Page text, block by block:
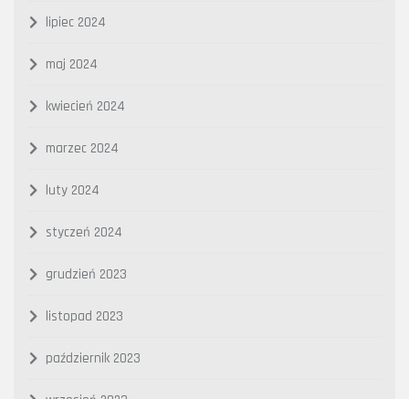
lipiec 2024
maj 2024
kwiecień 2024
marzec 2024
luty 2024
styczeń 2024
grudzień 2023
listopad 2023
październik 2023